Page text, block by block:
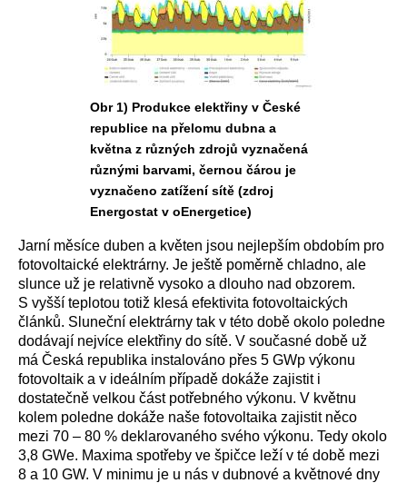
Obr 1) Produkce elektřiny v České
republice na přelomu dubna a
května z různých zdrojů vyznačená
různými barvami, černou čárou je
vyznačeno zatížení sítě (zdroj
Energostat v oEnergetice)
Jarní měsíce duben a květen jsou nejlepším obdobím pro
fotovoltaické elektrárny. Je ještě poměrně chladno, ale
slunce už je relativně vysoko a dlouho nad obzorem.
S vyšší teplotou totiž klesá efektivita fotovoltaických
článků. Sluneční elektrárny tak v této době okolo poledne
dodávají nejvíce elektřiny do sítě. V současné době už
má Česká republika instalováno přes 5 GWp výkonu
fotovoltaik a v ideálním případě dokáže zajistit i
dostatečně velkou část potřebného výkonu. V květnu
kolem poledne dokáže naše fotovoltaika zajistit něco
mezi 70 – 80 % deklarovaného svého výkonu. Tedy okolo
3,8 GWe. Maxima spotřeby ve špičce leží v té době mezi
8 a 10 GW. V minimu je u nás v dubnové a květnové dny